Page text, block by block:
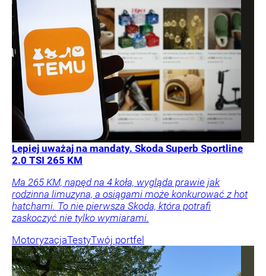
Lepiej uważaj na mandaty. Skoda Superb Sportline
2.0 TSI 265 KM
Ma 265 KM, napęd na 4 koła, wygląda prawie jak
rodzinna limuzyna, a osiągami może konkurować z hot
hatchami. To nie pierwsza Skoda, która potrafi
zaskoczyć nie tylko wymiarami.
MotoryzacjaTestyTwój portfel